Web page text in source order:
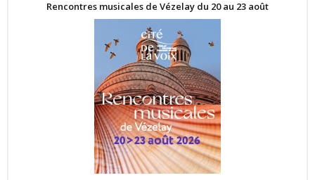
Rencontres musicales de Vézelay du 20 au 23 août